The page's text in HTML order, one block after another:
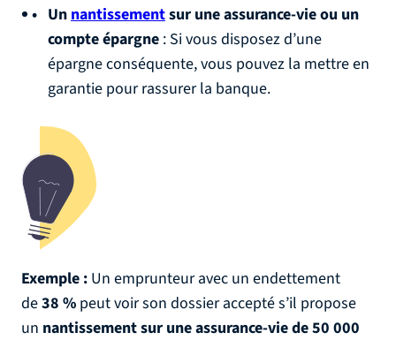
Un nantissementsur une assurance-vie ou un
compte épargne : Si vous disposez d’une
épargne conséquente, vous pouvez la mettre en
garantie pour rassurer la banque.
Exemple : Un emprunteur avec un endettement
de38 % peut voir son dossier accepté s’il propose
un nantissement sur une assurance-vie de 50 000